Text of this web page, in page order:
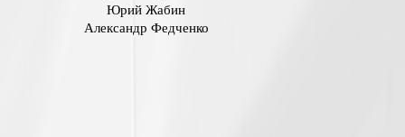
Юрий Жабин
Александр Федченко